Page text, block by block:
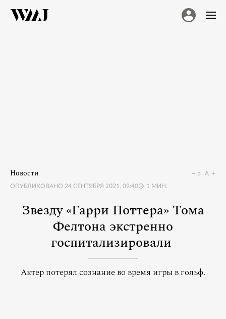
Новости
ОПУБЛИКОВАНО 24 СЕНТЯБРЯ 2021, 09:40 1 МИН.
a A
Звезду «Гарри Поттера» Тома
Фелтона экстренно
госпитализировали
Актер потерял сознание во время игры в гольф.